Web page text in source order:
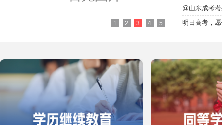
明日高考，
1 2 3 4 5